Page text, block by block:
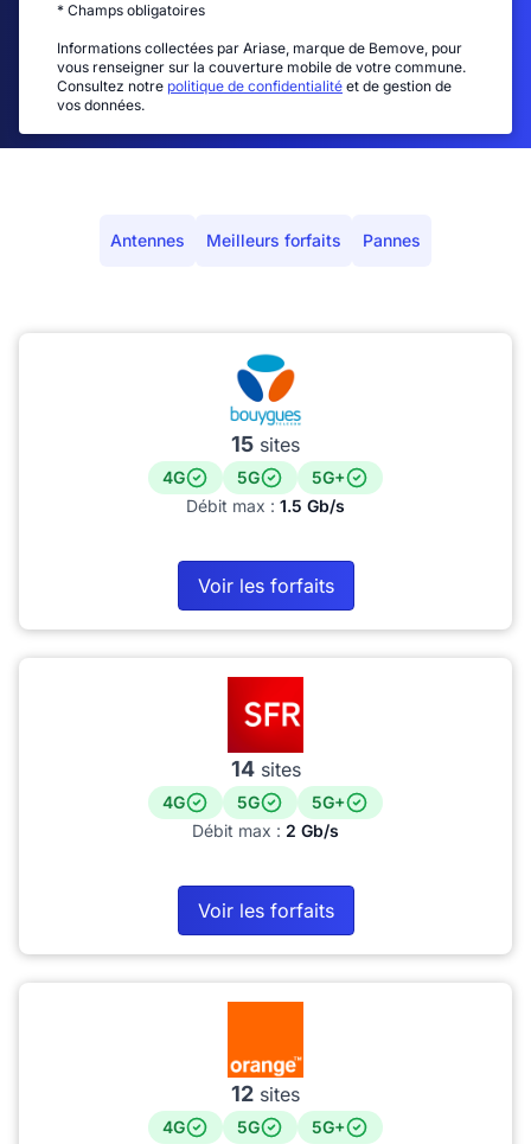
* Champs obligatoires
Informations collectées par Ariase, marque de Bemove, pour
vous renseigner sur la couverture mobile de votre commune.
Consultez notre politique de confidentialité et de gestion de
vos données.
Antennes Meilleurs forfaits Pannes
15 sites
4G 5G
5G+
Débit max : 1.5 Gb/s
Voir les forfaits
14sites
4G 5G
5G+
Débit max : 2 Gb/s
Voir les forfaits
12 sites
4G 5G
5G+